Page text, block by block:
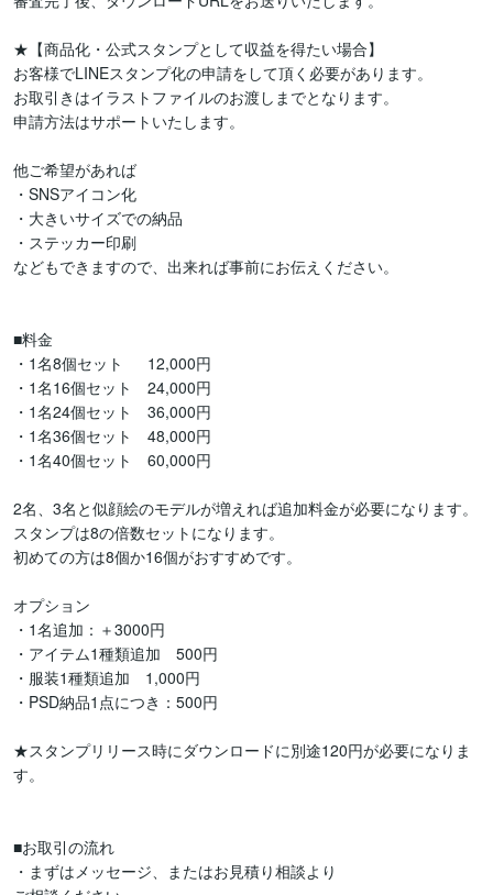
★【商品化・公式スタンプとして収益を得たい場合】
お客様でLINEスタンプ化の申請をして頂く必要があります。
お取引きはイラストファイルのお渡しまでとなります。
申請方法はサポートいたします。
他ご希望があれば
・SNSアイコン化
・大きいサイズでの納品
・ステッカー印刷
などもできますので、出来れば事前にお伝えください。
■料金
・1名8個セット　  12,000円
・1名16個セット　24,000円
・1名24個セット　36,000円
・1名36個セット　48,000円
・1名40個セット　60,000円
2名、3名と似顔絵のモデルが増えれば追加料金が必要になります。
スタンプは8の倍数セットになります。
初めての方は8個か16個がおすすめです。
オプション
・1名追加：＋3000円
・アイテム1種類追加　500円
・服装1種類追加　1,000円
・PSD納品1点につき：500円
★スタンプリリース時にダウンロードに別途120円が必要になりま
す。
■お取引の流れ
・まずはメッセージ、またはお見積り相談より